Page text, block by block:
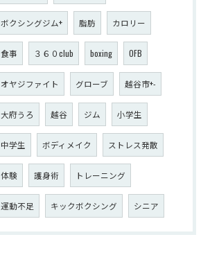
ボクシングジム+ 脂肪 カロリー
食事 ３６０club boxing OFB
オヤジファイト グローブ 越谷市+-
大府うろ 越谷 ジム 小学生
中学生 ボディメイク ストレス発散
体験 護身術 トレーニング
運動不足 キックボクシング シニア